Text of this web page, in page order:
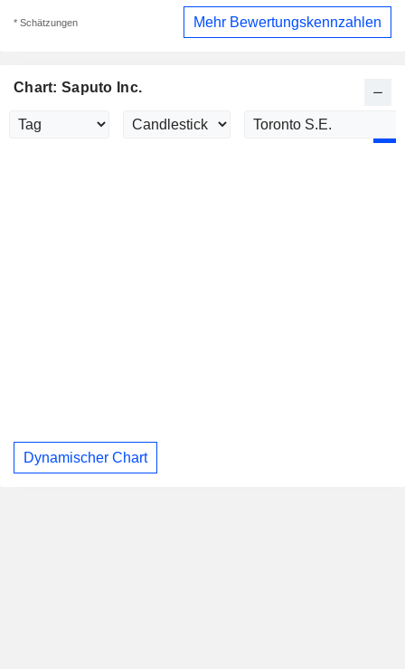
* Schätzungen Mehr Bewertungskennzahlen
Chart: Saputo Inc.
Dynamischer Chart